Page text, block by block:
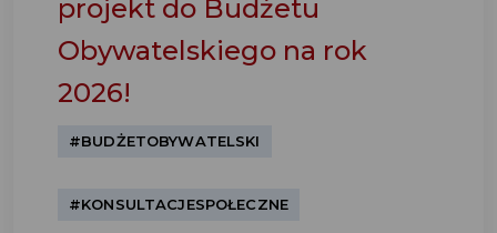
projekt do Budżetu
Obywatelskiego na rok
2026!
#BUDŻETOBYWATELSKI
#KONSULTACJESPOŁECZNE